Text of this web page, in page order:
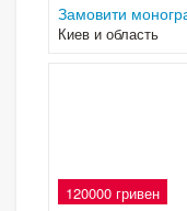
Замовити
Киев и область
120000 гривен